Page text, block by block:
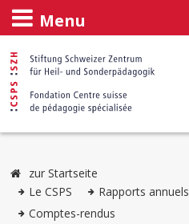
Menu
zur Startseite
Le CSPS
Rapports annuels
Comptes-rendus